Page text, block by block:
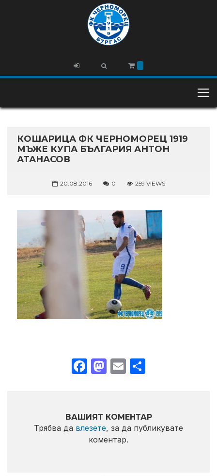
КОШАРИЦА ФК ЧЕРНОМОРЕЦ 1919
МЪЖЕ КУПА БЪЛГАРИЯ АНТОН
АТАНАСОВ
20.08.2016 0 259 VIEWS
Facebook
Mastodon
Email
ВАШИЯТ КОМЕНТАР
Трябва да влезете, за да публикувате
коментар.